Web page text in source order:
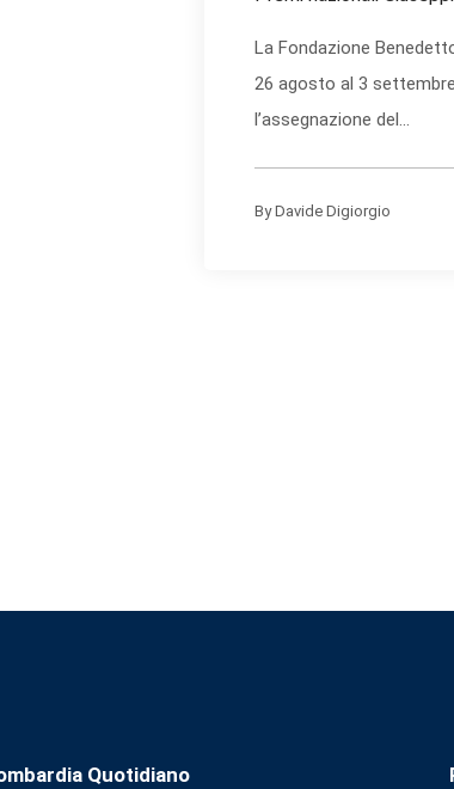
La Fondazione
26 agosto al 3
l’assegnazione del...
ByDavide Digiorgio
Quotidiano